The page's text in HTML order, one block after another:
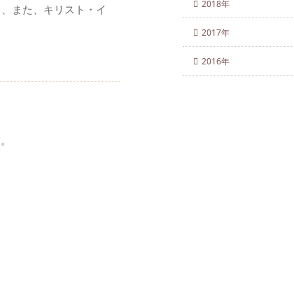
また、キリスト・イ
2018年
2017年
2016年